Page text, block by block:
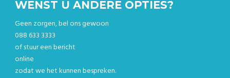
WENST U ANDERE OPTIES?
Geen zorgen, bel ons gewoon
088 633 3333
of stuur een bericht
online
zodat we het kunnen bespreken.